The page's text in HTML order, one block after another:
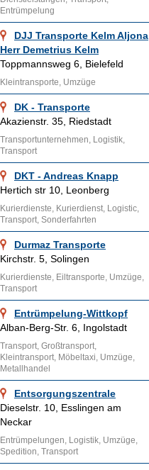
Entrümpelung
DJJ Transporte Kelm Aljona
Herr Demetrius Kelm
Toppmannsweg 6, Bielefeld
Kleintransporte, Umzüge
DK - Transporte
Akazienstr. 35, Riedstadt
Transportunternehmen, Logistik,
Transport
DKT - Andreas Knapp
Hertich str 10, Leonberg
Kurierdienste, Kurierdienst, Logistic,
Transport, Sonderfahrten
Durmaz Transporte
Kirchstr. 5, Solingen
Kurierdienste, Eiltransporte, Umzüge,
Transport
Entrümpelung-Wittkopf
Alban-Berg-Str. 6, Ingolstadt
Transport, Großtransport,
Kleintransport, Möbeltaxi, Umzüge,
Metallhandel
Entsorgungszentrale
Dieselstr. 10, Esslingen am
Neckar
Entrümpelungen, Logistik, Umzüge,
Spedition, Transport